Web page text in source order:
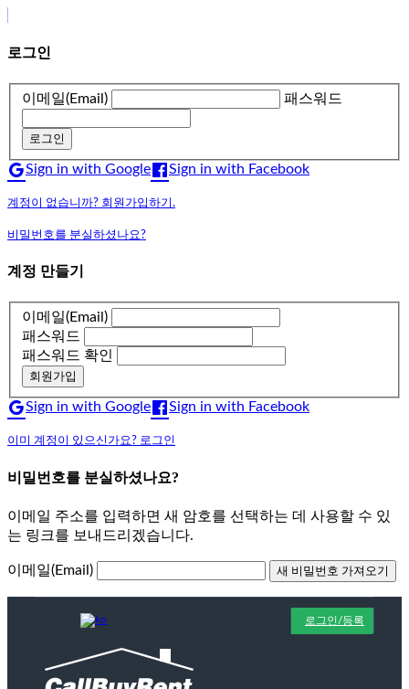
로그인
이메일(Email) 패스워드
로그인
Sign in with Google Sign in with Facebook
계정이 없습니까? 회원가입하기.
비밀번호를 분실하셨나요?
계정 만들기
이메일(Email)
패스워드
패스워드 확인
회원가입
Sign in with Google Sign in with Facebook
이미 계정이 있으신가요? 로그인
비밀번호를 분실하셨나요?
이메일 주소를 입력하면 새 암호를 선택하는 데 사용할 수 있
는 링크를 보내드리겠습니다.
이메일(Email)
로그인/등록